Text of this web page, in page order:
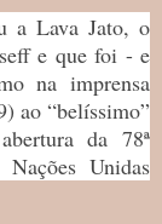
a Lava Jato, o
e que foi - e
na imprensa
ao “belíssimo”
da 78ª
Unidas